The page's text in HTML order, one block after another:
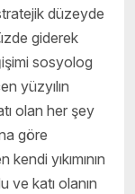
düzeyde
giderek
sosyolog
yüzyılın
olan her şey
göre
yıkımının
ve katı olanın